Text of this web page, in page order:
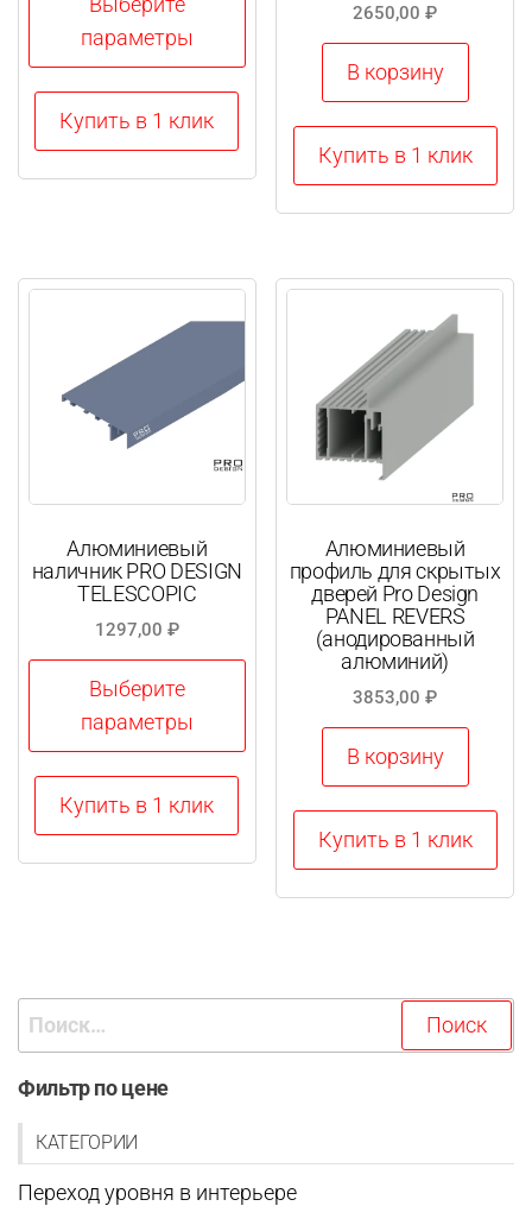
параметры
Этот
товар
странице
товара.
Купить в 1 клик
2650,00₽
В корзину
Купить в 1 клик
Алюминиевый
наличник PRO DESIGN
TELESCOPIC
1297,00 ₽
Выберите
параметры
Этот
товар
выбрать
на
странице
Купить в 1 клик
Алюминиевый
профиль для скрытых
дверей Pro Design
PANEL REVERS
(анодированный
алюминий)
3853,00₽
В корзину
Купить в 1 клик
Найти:
Фильтр по цене
КАТЕГОРИИ
Переход уровня в интерьере